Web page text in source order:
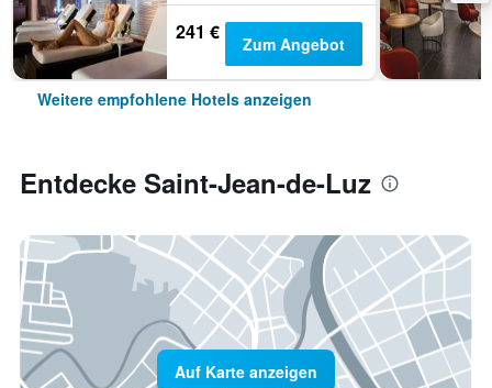
241 € Zum Angebot
Weitere empfohlene Hotels anzeigen
Entdecke Saint-Jean-de-Luz
Auf Karte anzeigen